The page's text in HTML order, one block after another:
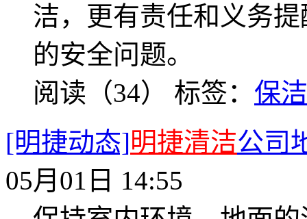
洁，更有责任和义务
的安全问题。
阅读（34） 标签： 保
[明捷动态]明捷清洁公司
05月01日 14:55